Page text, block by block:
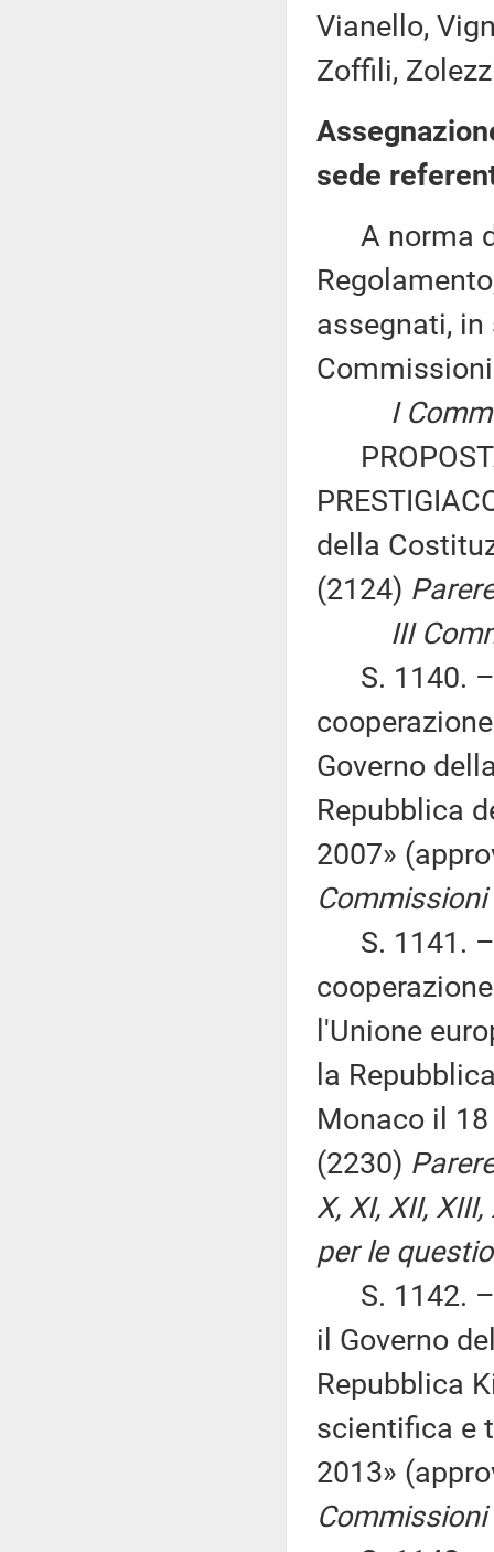
Vianello,
Zoffili,
sede
A norma
assegnati,
I
della
(2124)
III
S. 1140. –
Governo
Repubblica
2007»
Commissioni
S. 1141. –
l'Unione
la
Monaco il
(2230)
X, XI, XII,
per le
S. 1142. –
il Governo
Repubblica
scientifica e
2013»
Commissioni